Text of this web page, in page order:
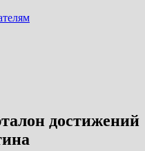
достижений